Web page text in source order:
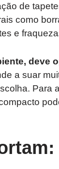
de
como
e
deve
a suar
Para